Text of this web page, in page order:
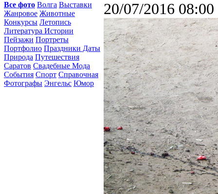
Все фото Волга Выставки
Жанровое Животные
Конкурсы Летопись
Литература Истории
Пейзажи Портреты
Портфолио Праздники Даты
Природа Путешествия
Саратов Свадебные Мода
События Спорт Справочная
Фотографы Энгельс Юмор
20/07/2016 08:00